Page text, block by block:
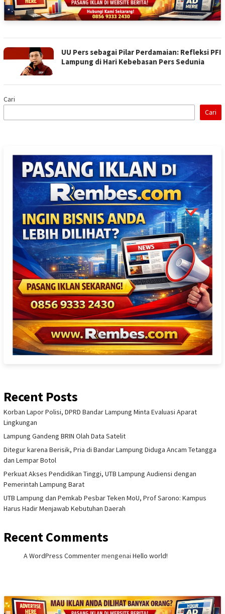
UU Pers sebagai Pilar Perdamaian: Refleksi PFI
Lampung di Hari Kebebasan Pers Sedunia
Cari
Cari
Recent Posts
Korban Lapor Polisi, DPRD Bandar Lampung Minta Evaluasi Aparat
Lingkungan
Lampung Gandeng BRIN Olah Data Satelit
Ditegur karena Berisik, Pria di Bandar Lampung Diduga Ancam Tetangga
dan Lempar Botol
Perkuat Akses Pendidikan Tinggi, UTB Lampung Audiensi dengan
Pemerintah Lampung Barat
UTB Lampung dan Pemkab Pesbar Teken MoU, Prof Sarono: Kampus
Harus Hadir Menjawab Kebutuhan Daerah
Recent Comments
A WordPress Commentermengenai Hello world!